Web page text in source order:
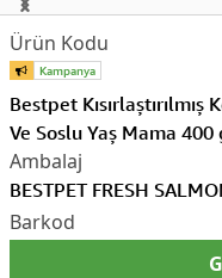
BESTPET FRESH
Bestpet
Ve Soslu Yaş Mama 400